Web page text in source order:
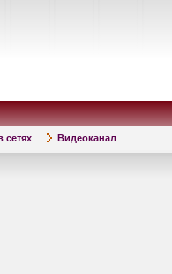
сетях Видеоканал